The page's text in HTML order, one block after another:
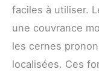
faciles à utiliser.
une couvrance
les cernes
localisées. Ces